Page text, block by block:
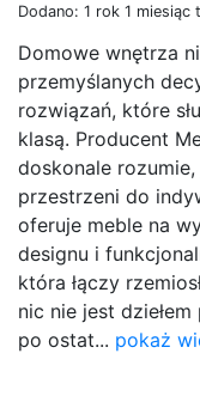
Dodano: 1 rok 1 miesiąc
Domowe wnętrza
przemyślanych
rozwiązań, które
klasą. Producent
doskonale
przestrzeni do
oferuje meble na
designu i
która łączy
nic nie jest
po ostat... pokaż